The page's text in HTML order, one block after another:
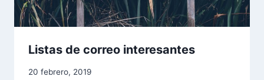
Listas de correo interesantes
20 febrero, 2019